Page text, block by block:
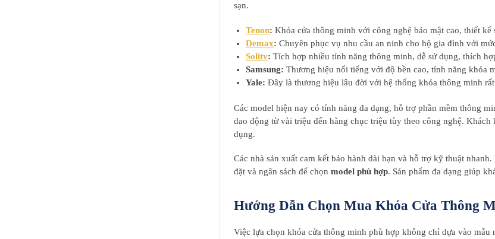
sạn.
Tenon: Khóa cửa thông minh với công nghệ bảo mật cao, thiết kế
Demax: Chuyên phục vụ nhu cầu an ninh cho hộ gia đình với
Solity: Tích hợp nhiều tính năng thông minh, dễ sử dụng, thích
Samsung: Thương hiệu nổi tiếng với độ bền cao, tính năng khóa
Yale: Đây là thương hiệu lâu đời với hệ thống khóa thông minh rất
Các model hiện nay có tính năng đa dạng, hỗ trợ phần mềm thông
dao động từ vài triệu đến hàng chục triệu tùy theo công nghệ.
dụng.
Các nhà sản xuất cam kết bảo hành dài hạn và hỗ trợ kỹ thuật
đặt và ngân sách để chọn model phù hợp. Sản phẩm đa dạng giúp
Hướng Dẫn Chọn Mua Khóa Cửa Thông
Việc lựa chọn khóa cửa thông minh phù hợp không chỉ dựa vào